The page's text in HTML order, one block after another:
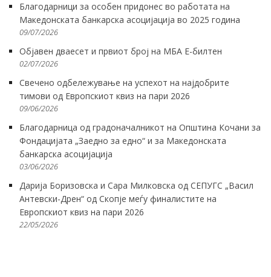
Благодарници за особен придонес во работата на
Македонската банкарска асоцијација во 2025 година
09/07/2026
Објавен дваесет и првиот број на МБА Е-билтен
02/07/2026
Свечено одбележување на успехот на најдобрите
тимови од Европскиот квиз на пари 2026
09/06/2026
Благодарница од градоначалникот на Општина Кочани за
Фондацијата „Заедно за едно“ и за Македонската
банкарска асоцијација
03/06/2026
Дарија Боризовска и Сара Милковска од СЕПУГС „Васил
Антевски-Дрен“ од Скопје меѓу финалистите на
Европскиот квиз на пари 2026
22/05/2026